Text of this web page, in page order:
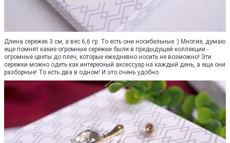
Длина сережек 3 см, а вес 6,6 гр. То есть они носибельные :) Многие, думаю
еще помнят какие огромные сережки были в предыдущей коллекции -
огромные цветы до плеч, которые ежедневно носить не возможно! Эти
сережки можно одеть как интересный аксессуар на каждый день, а еще они
разборные! То есть два в одном! И это очень удобно.